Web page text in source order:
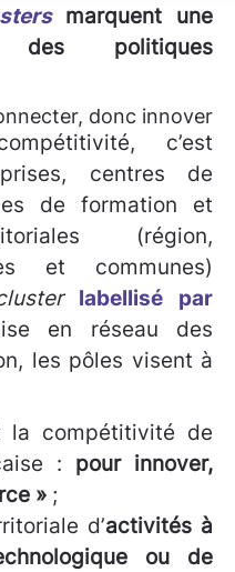
marquent une
politiques
donc innover
c’est
centres de
de formation et
(région,
et communes)
labellisé par
en réseau des
les pôles visent à
la compétitivité de
: pour innover,
» ;
d’activités à
ou de